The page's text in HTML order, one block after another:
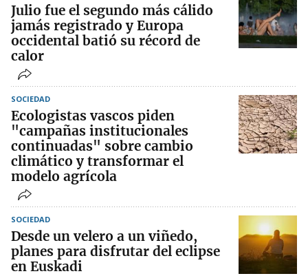
Julio fue el segundo más cálido
jamás registrado y Europa
occidental batió su récord de
calor
SOCIEDAD
Ecologistas vascos piden
"campañas institucionales
continuadas" sobre cambio
climático y transformar el
modelo agrícola
SOCIEDAD
Desde un velero a un viñedo,
planes para disfrutar del eclipse
en Euskadi